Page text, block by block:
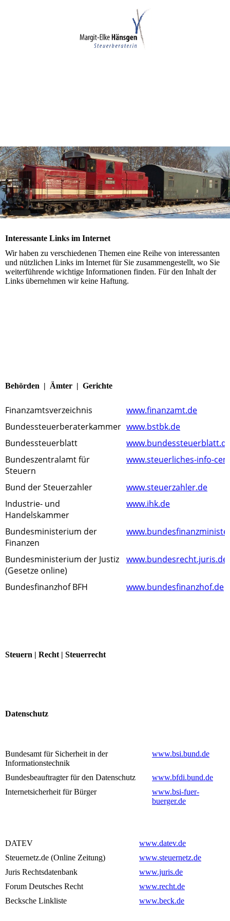
Interessante Links im Internet
Wir haben zu verschiedenen Themen eine Reihe von interessanten
und nützlichen Links im Internet für Sie zusammengestellt, wo Sie
weiterführende wichtige Informationen finden. Für den Inhalt der
Links übernehmen wir keine Haftung.
Behörden | Ämter | Gerichte
Finanzamtsverzeichnis
www.finanzamt.de
Bundessteuerberaterkammer www.bstbk.de
Bundessteuerblatt
Bundeszentralamt für
Steuern
www.steuerliches-info-
Bund der Steuerzahler
www.steuerzahler.de
Industrie- und
Handelskammer
www.ihk.de
Bundesministerium der
Finanzen
Bundesministerium der Justiz
(Gesetze online)
www.bundesrecht.juris.de
Bundesfinanzhof BFH www.bundesfinanzhof.de
Steuern | Recht | Steuerrecht
Datenschutz
Bundesamt für Sicherheit in der
Informationstechnik
www.bsi.bund.de
Bundesbeauftragter für den Datenschutz
www.bfdi.bund.de
Internetsicherheit für Bürger
www.bsi-fuer-
buerger.de
DATEV
www.datev.de
Steuernetz.de (Online Zeitung)
www.steuernetz.de
Juris Rechtsdatenbank
www.juris.de
Forum Deutsches Recht
www.recht.de
Becksche Linkliste
www.beck.de